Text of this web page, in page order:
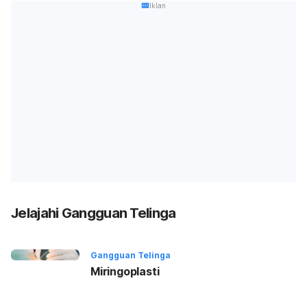
Iklan
Jelajahi Gangguan Telinga
Gangguan Telinga
Miringoplasti